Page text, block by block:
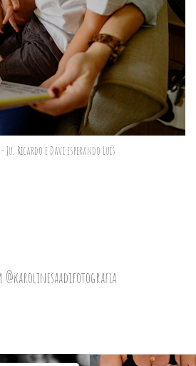
Ricardo e Davi esperando Luís
@karolinesaadifotografia